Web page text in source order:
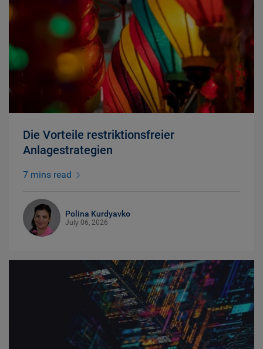
Die Vorteile restriktionsfreier
Anlagestrategien
7 mins read
Polina Kurdyavko
July 06, 2026